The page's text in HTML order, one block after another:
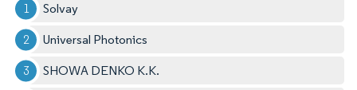
Solvay
Universal Photonics
SHOWA DENKO K.K.